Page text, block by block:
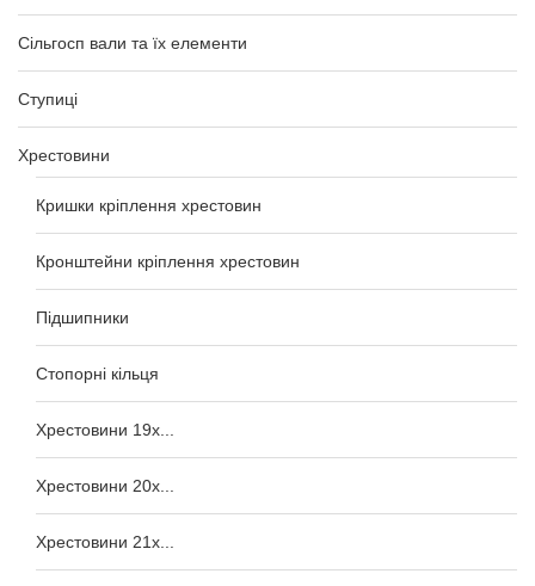
Сільгосп вали та їх елементи
Ступиці
Хрестовини
Кришки кріплення хрестовин
Кронштейни кріплення хрестовин
Підшипники
Стопорні кільця
Хрестовини 19x...
Хрестовини 20x...
Хрестовини 21x...